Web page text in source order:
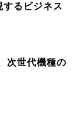
するビジネス
次世代機種の